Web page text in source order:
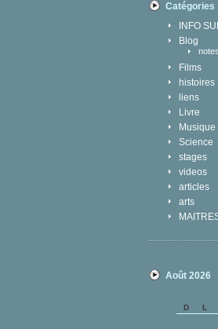
Catégories
INFO
Blog
Films
histoires
liens
Livre
Musique
Science
stages
videos
articles
arts
Août 2026
D L